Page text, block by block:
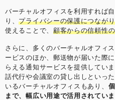
バーチャルオフィスを利用すれば
り、プライバシーの保護につなが
使えることで、 顧客からの信頼性
さらに、多くのバーチャルオフィ
ービスのほか、郵送物が届いた際
らえる通知サービスを提供してい
話代行や会議室の貸し出しといっ
いるバーチャルオフィスもあり、
まで、幅広い用途で活用されていま